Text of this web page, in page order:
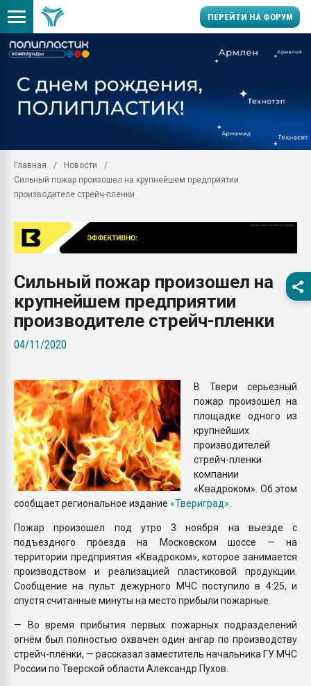
ПЕРЕЙТИ НА ФОРУМ
заводу пластмасс"
первый план в
28.07.2026
ситуацией на
Всё, что касается
Главная
Новости
Сильный пожар произошел на крупнейшем предприятии
производителе стрейч-пленки
Сильный пожар произошел на
крупнейшем предприятии
производителе стрейч-пленки
04/11/2020
В Твери серьезный
пожар произошел на
площадке одного из
крупнейших
производителей
стрейч-пленки
компании
«Квадроком». Об этом
сообщает региональное издание «Твериград»
Пожар произошел под утро 3 ноября на выезде с
подъездного проезда на Московском шоссе — на
территории предприятия «Квадроком», которое занимается
производством и реализацией пластиковой продукции.
Сообщение на пульт дежурного МЧС поступило в 4:25, и
спустя считанные минуты на место прибыли пожарные.
— Во время прибытия первых пожарных подразделений
огнём был полностью охвачен один ангар по производству
стрейч-плёнки, — рассказал заместитель начальника ГУ МЧС
России по Тверской области Александр Пухов.